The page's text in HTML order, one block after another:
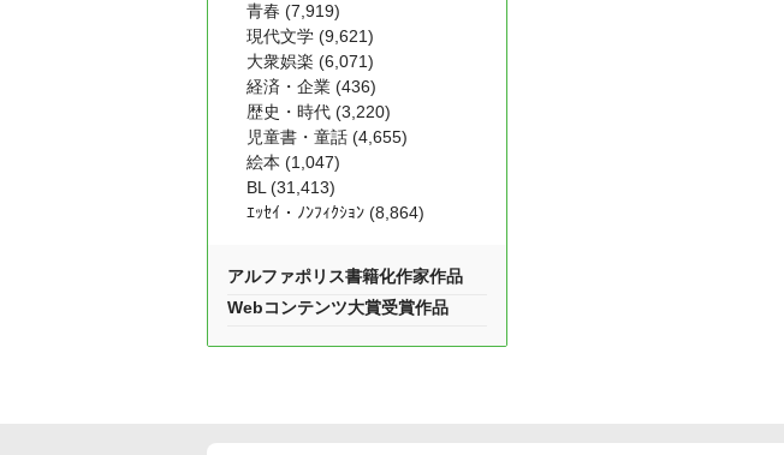
青春 (7,919)
現代文学 (9,621)
大衆娯楽 (6,071)
経済・企業 (436)
歴史・時代 (3,220)
児童書・童話 (4,655)
絵本 (1,047)
BL (31,413)
ｴｯｾｲ・ﾉﾝﾌｨｸｼｮﾝ (8,864)
アルファポリス書籍化作家作品
Webコンテンツ大賞受賞作品